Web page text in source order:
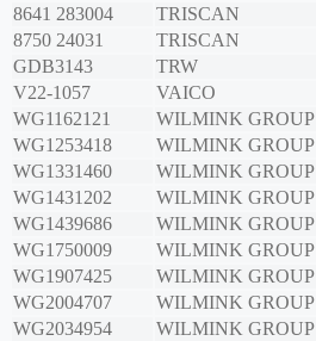
8641 283004
TRISCAN
8750 24031
TRISCAN
GDB3143
TRW
V22-1057
VAICO
WG1162121
WILMINK GROUP
WG1253418
WILMINK GROUP
WG1331460
WILMINK GROUP
WG1431202
WILMINK GROUP
WG1439686
WILMINK GROUP
WG1750009
WILMINK GROUP
WG1907425
WILMINK GROUP
WG2004707
WILMINK GROUP
WG2034954
WILMINK GROUP